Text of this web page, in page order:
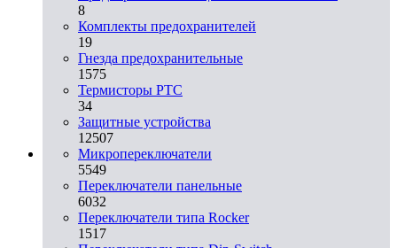
8
Комплекты предохранителей
19
Гнезда предохранительные
1575
Термисторы PTC
34
Защитные устройства
12507
Микропереключатели
5549
Переключатели панельные
6032
Переключатели типа Rocker
1517